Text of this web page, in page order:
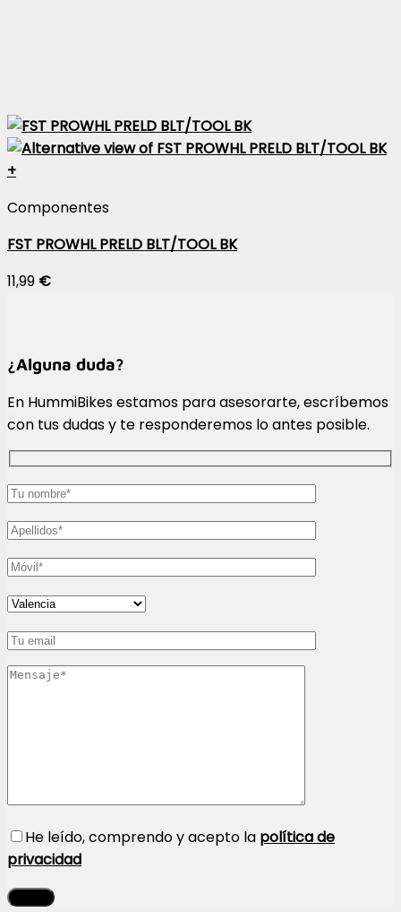
+
Componentes
FST PROWHL PRELD BLT/TOOL BK
11,99 €
¿Alguna duda?
En HummiBikes estamos para asesorarte, escríbemos
con tus dudas y te responderemos lo antes posible.
He leído, comprendo y acepto la política de
privacidad